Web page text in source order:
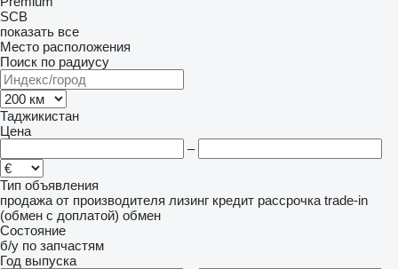
SCB
показать все
Место расположения
Поиск по радиусу
Таджикистан
Цена
–
Тип объявления
продажа от производителя лизинг кредит рассрочка trade-in
(обмен с доплатой) обмен
Состояние
б/у по запчастям
Год выпуска